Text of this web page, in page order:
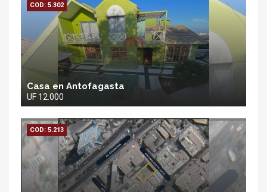
COD: 5.302
Casa en Antofagasta
UF 12.000
COD: 5.213